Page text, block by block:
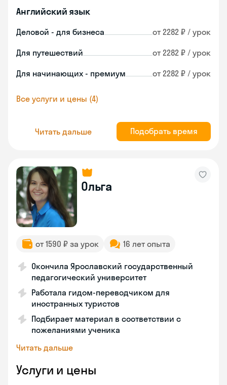
Английский язык
Деловой - для бизнеса от 2282 ₽ / урок
Для путешествий от 2282 ₽ / урок
Для начинающих - премиум от 2282 ₽ / урок
Все услуги и цены (4)
Читать дальше Подобрать время
Ольга
от 1590 ₽ за урок 16 лет опыта
Окончила Ярославский государственный
педагогический университет
Работала гидом-переводчиком для
иностранных туристов
Подбирает материал в соответствии с
пожеланиями ученика
Читать дальше
Услуги и цены